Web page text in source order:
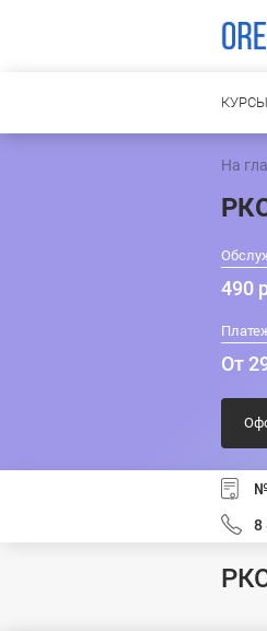
На
490
От
8